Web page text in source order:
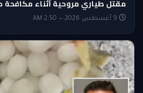
مقتل طياري مروحية أثناء مكافحة